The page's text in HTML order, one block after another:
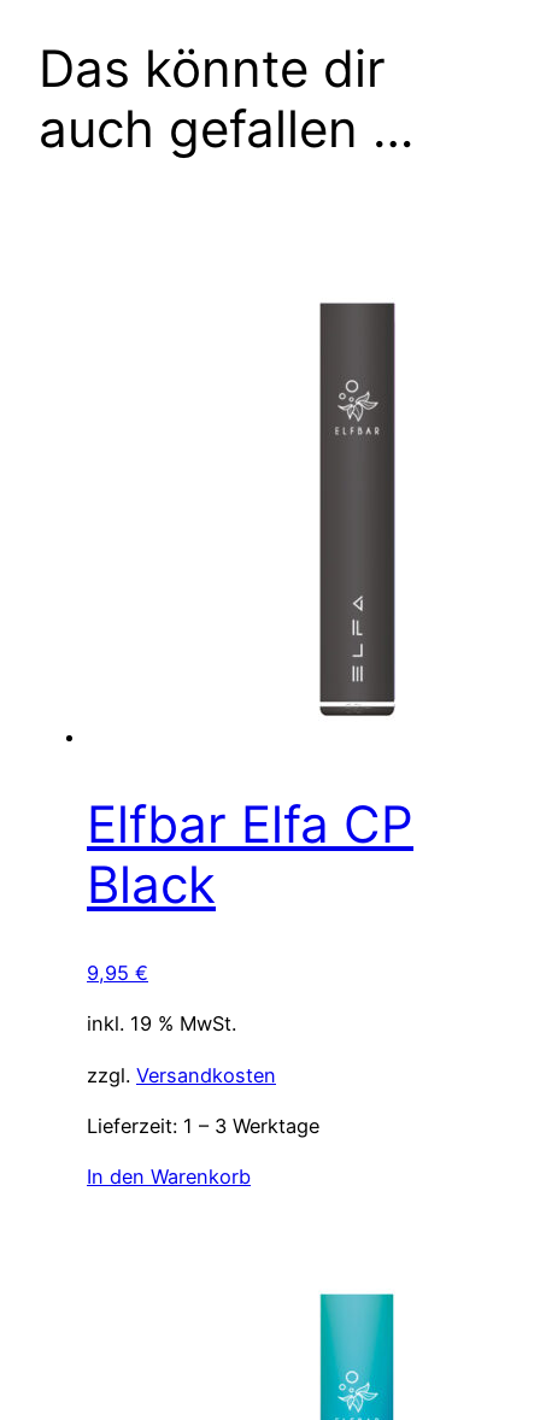
Das könnte dir
auch gefallen …
Elfbar Elfa CP
Black
9,95 €
inkl. 19 % MwSt.
zzgl. Versandkosten
Lieferzeit: 1 – 3 Werktage
In den Warenkorb